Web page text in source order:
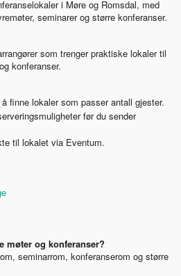
i Møre og Romsdal, med
seminarer og større konferanser.
som trenger praktiske lokaler til
konferanser.
finne lokaler som passer antall gjester.
før du sender
til lokalet via Eventum.
møter og konferanser?
seminarrom, konferanserom og større